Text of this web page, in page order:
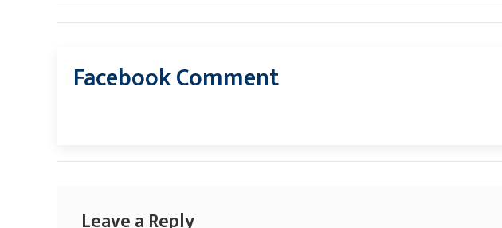
Facebook Comment